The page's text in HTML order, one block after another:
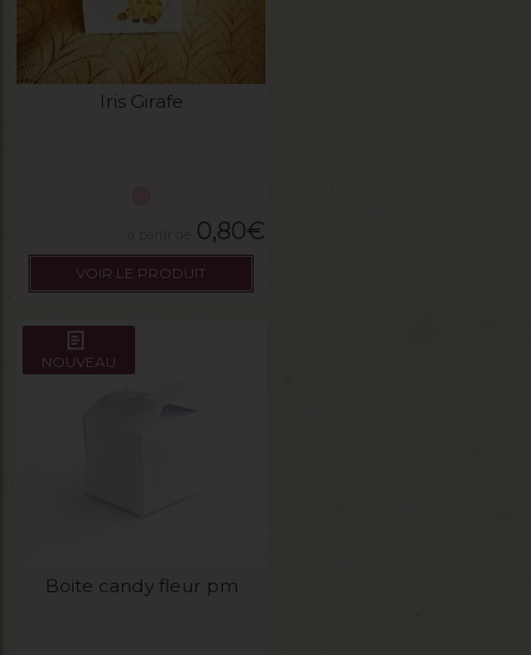
Iris Girafe
0,80€
VOIR LE PRODUIT
NOUVEAU
Boite candy fleur pm